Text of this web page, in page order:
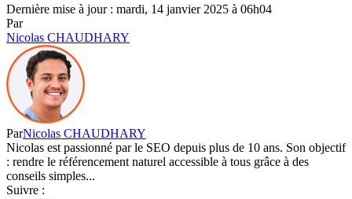
Dernière mise à jour : mardi, 14 janvier 2025 à 06h04
Par
Nicolas CHAUDHARY
ParNicolas CHAUDHARY
Nicolas est passionné par le SEO depuis plus de 10 ans. Son objectif
: rendre le référencement naturel accessible à tous grâce à des
conseils simples...
Suivre :